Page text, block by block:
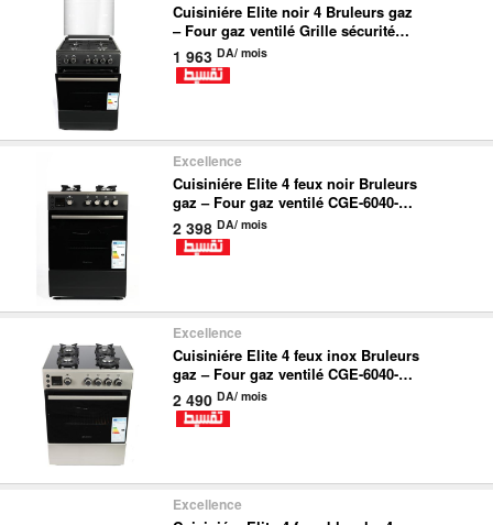
Cuisiniére Elite noir 4 Bruleurs gaz
– Four gaz ventilé Grille sécurité
anti-basculement CGE-6040-BL-
ELITE
1 963 DA/ mois
Excellence
Cuisiniére Elite 4 feux noir Bruleurs
gaz – Four gaz ventilé CGE-6040-
GL-BL-ELITE
2 398 DA/ mois
Excellence
Cuisiniére Elite 4 feux inox Bruleurs
gaz – Four gaz ventilé CGE-6040-
GL-IN-ELITE
2 490 DA/ mois
Excellence